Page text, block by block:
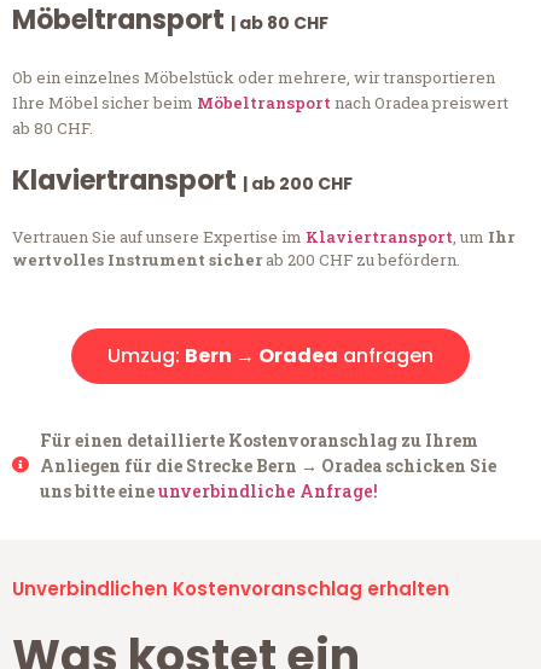
Möbeltransport | ab 80 CHF
Ob ein einzelnes Möbelstück oder mehrere, wir transportieren
Ihre Möbel sicher beim Möbeltransportnach Oradea preiswert
ab 80 CHF.
Klaviertransport | ab 200 CHF
Vertrauen Sie auf unsere Expertise im Klaviertransport, um Ihr
wertvolles Instrument sicherab 200 CHF zu befördern.
Umzug: Bern → Oradea anfragen
Für einen detaillierte Kostenvoranschlag zu Ihrem
Anliegen für die Strecke Bern → Oradea schicken Sie
uns bitte eineunverbindliche Anfrage!
Unverbindlichen Kostenvoranschlag erhalten
Was kostet ein